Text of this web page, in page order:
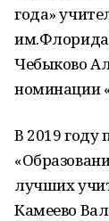
года»
Чебыково
номинации
В 2019 году
лучших
Камеево